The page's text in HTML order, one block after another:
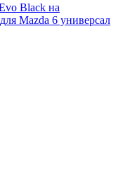
Black на
Mazda 6 универсал